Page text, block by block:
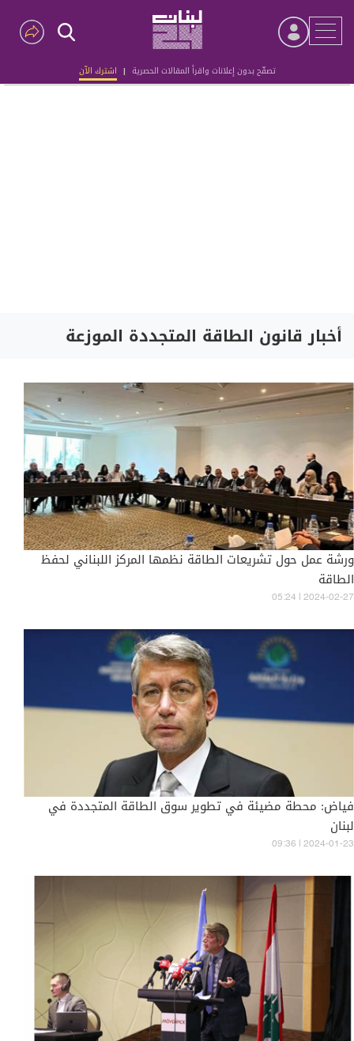
تصفّح بدون إعلانات واقرأ المقالات الحصرية | اشترك الآن
Advertisement
أخبار قانون الطاقة المتجددة الموزعة
ورشة عمل حول تشريعات الطاقة نظمها المركز اللبناني لحفظ
الطاقة
05:24 | 2024-02-27
فياض: محطة مضيئة في تطوير سوق الطاقة المتجددة في
لبنان
09:36 | 2024-01-23